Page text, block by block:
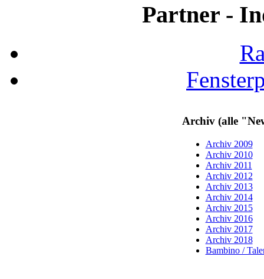
Partner -
Archiv (alle
Archiv 2009
Archiv 2010
Archiv 2011
Archiv 2012
Archiv 2013
Archiv 2014
Archiv 2015
Archiv 2016
Archiv 2017
Archiv 2018
Bambino /